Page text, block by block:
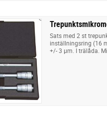
Sats med 2 st
inställningsring (16
+/- 3 µm. I trälåda.